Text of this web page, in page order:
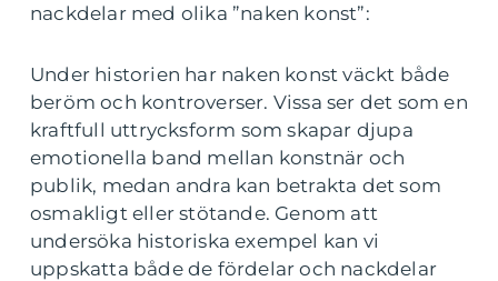
nackdelar med olika ”naken konst”:
Under historien har naken konst väckt både
beröm och kontroverser. Vissa ser det som en
kraftfull uttrycksform som skapar djupa
emotionella band mellan konstnär och
publik, medan andra kan betrakta det som
osmakligt eller stötande. Genom att
undersöka historiska exempel kan vi
uppskatta både de fördelar och nackdelar